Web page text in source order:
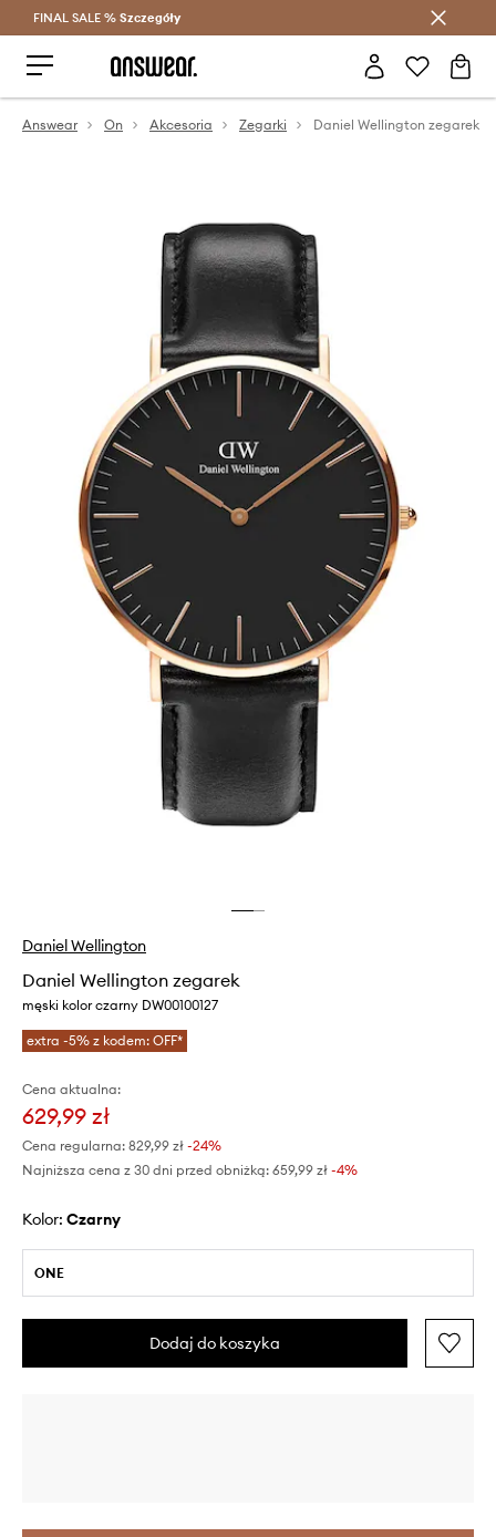
Oszczędzaj z Answear Club >
FINAL SALE % Szczegóły
Answear On Akcesoria Zegarki Daniel Wellington zegarek
Daniel Wellington
Daniel Wellington zegarek
męski kolor czarny DW00100127
extra -5% z kodem: OFF*
Cena aktualna:
629,99 zł
Cena regularna: 829,99 zł -24%
Najniższa cena z 30 dni przed obniżką: 659,99 zł -4%
Kolor: czarny
ONE
Dodaj do koszyka